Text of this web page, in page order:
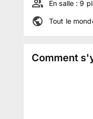
En salle :9
Tout le
Comment